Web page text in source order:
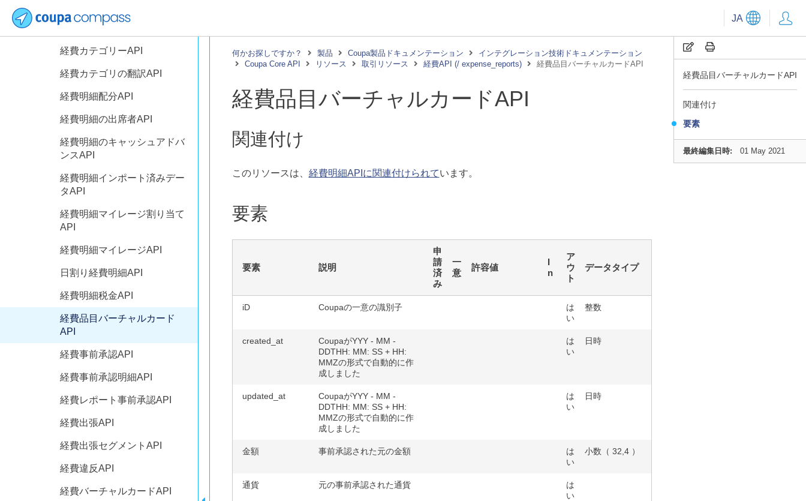
JA
経費品目バーチャルカードAPI
関連付け
要素
最終編集日時: 01 May 2021
何かお探しですか？ 製品 Coupa製品ドキュメンテーション
インテグレーション技術ドキュメンテーション
Coupa Core API
リソース 取引リソース 経費API (/ expense_reports) 経費品目バーチャルカードAPI
経費品目バーチャルカードAPI
関連付け
このリソースは、 経費明細APIに関連付けられています。
要素
要素 説明
申
請
済
み
一
意
許容値
I
n
ア
ウ
ト
データタイプ
iD Coupaの一意の識別子
は
い
整数
created_at
CoupaがYYY - MM -
DDTHH: MM: SS + HH:
MMZの形式で自動的に作
成しました
は
い
日時
updated_at
CoupaがYYY - MM -
DDTHH: MM: SS + HH:
MMZの形式で自動的に作
成しました
は
い
日時
金額 事前承認された元の金額
は
い
小数（ 32,4 ）
通貨 元の事前承認された通貨
は
い
経費レポートAPI
経費カテゴリーAPI
経費カテゴリの翻訳API
経費明細配分API
経費明細の出席者API
経費明細のキャッシュアドバ
ンスAPI
経費明細インポート済みデー
タAPI
経費明細マイレージ割り当て
API
経費明細マイレージAPI
日割り経費明細API
経費明細税金API
経費品目バーチャルカード
API
経費事前承認API
経費事前承認明細API
経費レポート事前承認API
経費出張API
経費出張セグメントAPI
経費違反API
経費バーチャルカードAPI